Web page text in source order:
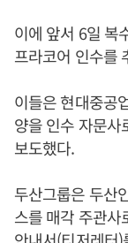
이에 앞서 6일 복
프라코어 인수를
이들은 현대중공
양을 인수 자문사
보도했다.
두산그룹은 두산
스를 매각 주관사